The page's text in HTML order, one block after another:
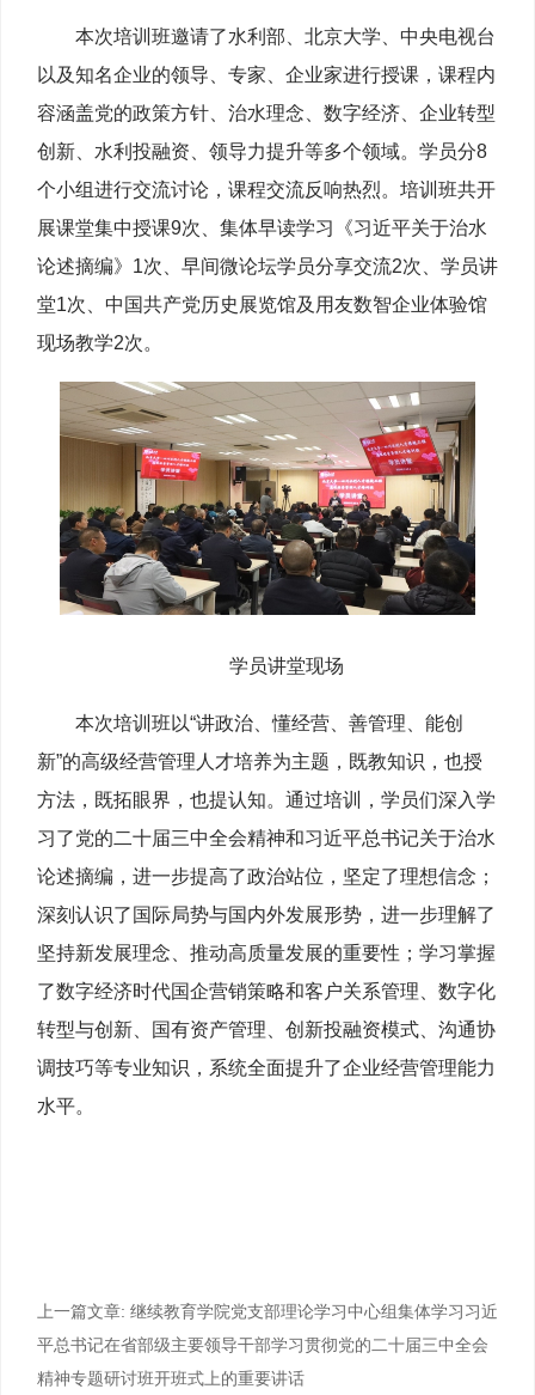
本次培训班邀请了水利部、北京大学、中央电视台
以及知名企业的领导、专家、企业家进行授课，课程内
容涵盖党的政策方针、治水理念、数字经济、企业转型
创新、水利投融资、领导力提升等多个领域。学员分8
个小组进行交流讨论，课程交流反响热烈。培训班共开
展课堂集中授课9次、集体早读学习《习近平关于治水
论述摘编》1次、早间微论坛学员分享交流2次、学员讲
堂1次、中国共产党历史展览馆及用友数智企业体验馆
现场教学2次。
学员讲堂现场
本次培训班以“讲政治、懂经营、善管理、能创
新”的高级经营管理人才培养为主题，既教知识，也授
方法，既拓眼界，也提认知。通过培训，学员们深入学
习了党的二十届三中全会精神和习近平总书记关于治水
论述摘编，进一步提高了政治站位，坚定了理想信念；
深刻认识了国际局势与国内外发展形势，进一步理解了
坚持新发展理念、推动高质量发展的重要性；学习掌握
了数字经济时代国企营销策略和客户关系管理、数字化
转型与创新、国有资产管理、创新投融资模式、沟通协
调技巧等专业知识，系统全面提升了企业经营管理能力
水平。
上一篇文章: 继续教育学院党支部理论学习中心组集体学习习近
平总书记在省部级主要领导干部学习贯彻党的二十届三中全会
精神专题研讨班开班式上的重要讲话